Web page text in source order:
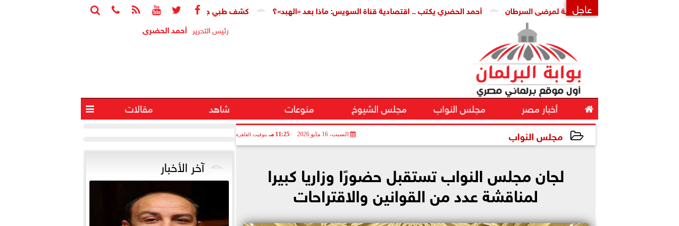





 عاجل كشف طبي جديد يمهد الطريق لرصد الزهايمر قبل ظهور أعراضه أحمد الحضري يكتب .. اقتصادية قناة السويس: ماذا بعد «الهبد»؟ انتشار العلاجات الوهمية لمرضى السرطان
رئيس التحرير أحمد الحضرى
 أخبار مصر مجلس النواب مجلس الشيوخ منوعات شاهد مقالات 
مجلس النواب السبت، 16 مايو 2026 11:25 مـ بتوقيت القاهرة
لجان مجلس النواب تستقبل حضورًا وزاريا كبيرا
لمناقشة عدد من القوانين والاقتراحات
آخر الأخبار